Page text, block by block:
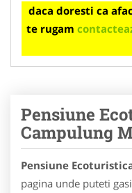
daca doresti ca
te rugam
Pensiune
Campulung
Pensiune
pagina unde puteti